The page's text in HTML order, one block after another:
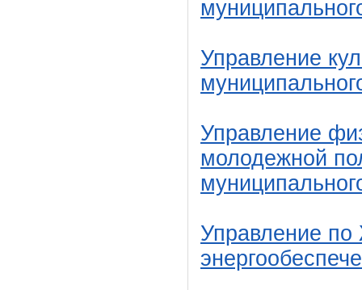
Управление
Управление
молодежной
Управление по